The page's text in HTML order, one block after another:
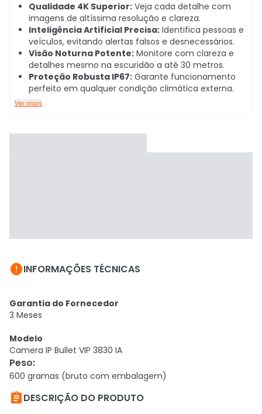
Qualidade 4K Superior: Veja cada detalhe com
imagens de altíssima resolução e clareza.
Inteligência Artificial Precisa: Identifica pessoas e
veículos, evitando alertas falsos e desnecessários.
Visão Noturna Potente: Monitore com clareza e
detalhes mesmo na escuridão a até 30 metros.
Proteção Robusta IP67: Garante funcionamento
perfeito em qualquer condição climática externa.
Ver mais
INFORMAÇÕES TÉCNICAS
Garantia do Fornecedor
3 Meses
Modelo
Camera IP Bullet VIP 3830 IA
Peso:
600 gramas (bruto com embalagem)
DESCRIÇÃO DO PRODUTO